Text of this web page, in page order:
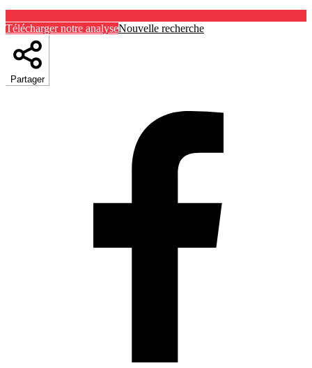
Télécharger notre analyseNouvelle recherche
Partager